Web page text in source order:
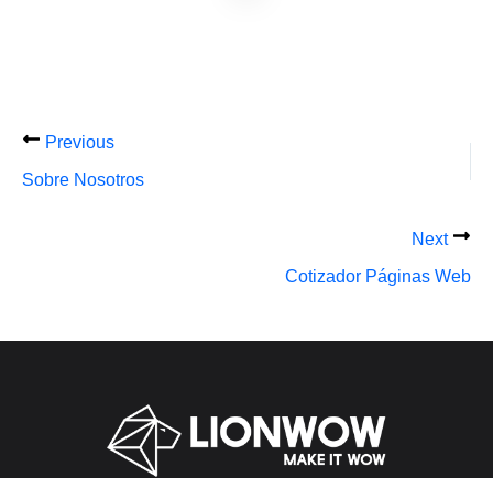
Previous
Sobre Nosotros
Next
Cotizador Páginas Web